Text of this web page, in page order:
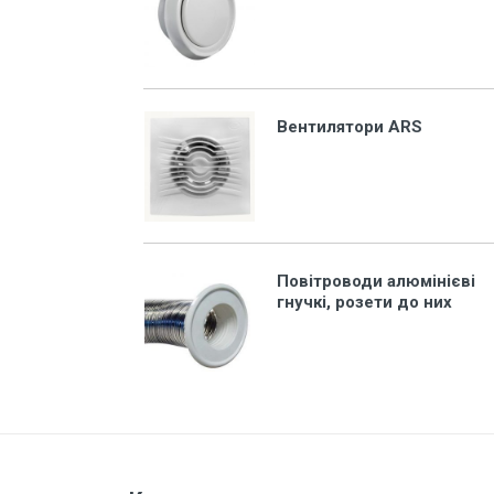
Захист від перепадів напруги,
безперебійне живлення,
блискавкозахист
реле
Кнопки, перемикачі, пости...
Дзвоники, кнопки до дзвоників
Коробки монтажні і розподільчі
Щитки, бокси, панелі пластикові
Щитки, бокси металеві
Дверки ревізійні (металеві та
Вентилятори ARS
Повітроводи алюмінієві
гнучкі, розети до них